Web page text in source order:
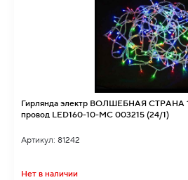
Гирлянда электр ВОЛШЕБНАЯ СТРАНА
провод LED160-10-MC 003215 (24/1)
Артикул: 81242
Нет в наличии